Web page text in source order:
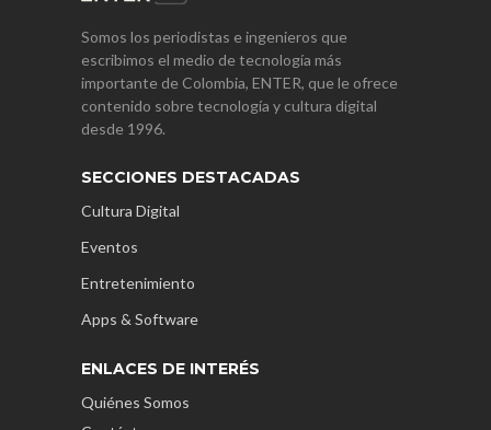
Somos los periodistas e ingenieros que
escribimos el medio de tecnología más
importante de Colombia, ENTER, que le ofrece
contenido sobre tecnología y cultura digital
desde 1996.
SECCIONES DESTACADAS
Cultura Digital
Eventos
Entretenimiento
Apps & Software
ENLACES DE INTERÉS
Quiénes Somos